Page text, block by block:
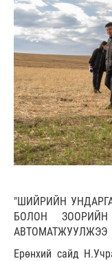
"ШИЙРИЙН
БОЛОН
АВТОМАТЖУУЛЖЭЭ
Ерөнхий сайд